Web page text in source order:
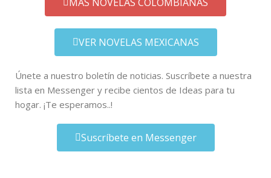
VER NOVELAS MEXICANAS
Únete a nuestro boletín de noticias. Suscríbete a nuestra
lista en Messenger y recibe cientos de Ideas para tu
hogar. ¡Te esperamos..!
Suscríbete en Messenger